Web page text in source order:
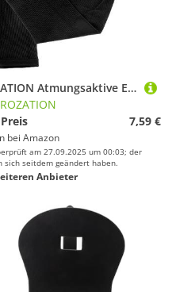
GAROZATION Atmungsaktive Elastische Kompressions Armstulpen für Damen Herren UV Schutz Kühlendes Material für Sport Outdoor Aktivitäten Wie Radfahren Laufen Angeln
7,59 €
bei Amazon
am 27.09.2025 um 00:03; der
sich seitdem geändert haben.
Anbieter